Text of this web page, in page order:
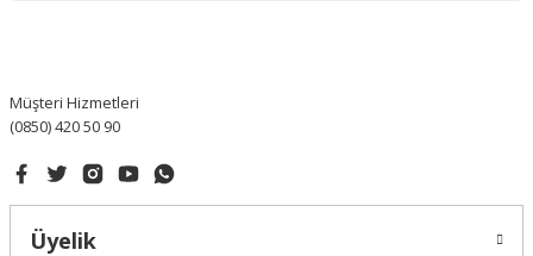
Müşteri Hizmetleri
(0850) 420 50 90
Üyelik